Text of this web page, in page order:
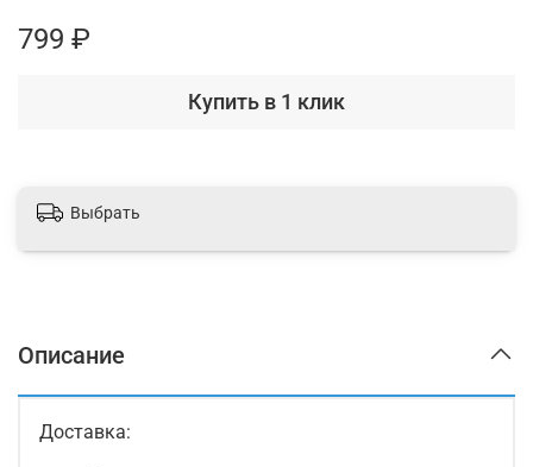
799 ₽
Купить в 1 клик
Выбрать
Описание
Доставка: